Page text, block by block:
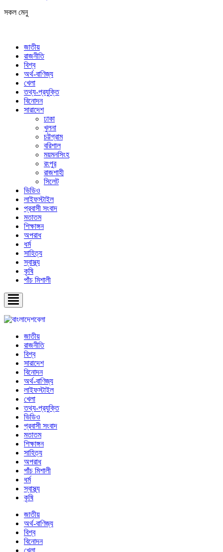
সকল মেনু
জাতীয়
রাজনীতি
বিশ্ব
অর্থ-বাণিজ্য
খেলা
তথ্য-প্রযুক্তি
বিনোদন
সারাদেশ
ঢাকা
খুলনা
চট্টগ্রাম
বরিশাল
ময়মনসিংহ
রংপুর
রাজশাহী
সিলেট
ভিডিও
লাইফস্টাইল
প্রবাসী সংবাদ
মতাতম
শিক্ষাঙ্গন
অপরাধ
ধর্ম
সাহিত্য
স্বাস্থ্য
কৃষি
পাঁচ মিশালী
জাতীয়
রাজনীতি
বিশ্ব
সারাদেশ
বিনোদন
অর্থ-বাণিজ্য
লাইফস্টাইল
খেলা
তথ্য-প্রযুক্তি
ভিডিও
প্রবাসী সংবাদ
মতাতম
শিক্ষাঙ্গন
সাহিত্য
অপরাধ
পাঁচ মিশালী
ধর্ম
স্বাস্থ্য
কৃষি
জাতীয়
অর্থ-বাণিজ্য
বিশ্ব
বিনোদন
খেলা